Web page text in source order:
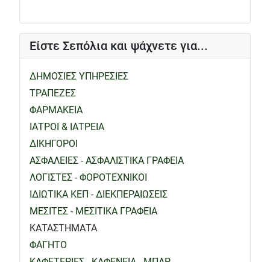
Είστε Σεπόλια και ψάχνετε για...
ΔΗΜΟΣΙΕΣ ΥΠΗΡΕΣΙΕΣ
ΤΡΑΠΕΖΕΣ
ΦΑΡΜΑΚΕΙΑ
ΙΑΤΡΟΙ & ΙΑΤΡΕΙΑ
ΔΙΚΗΓΟΡΟΙ
ΑΣΦΑΛΕΙΕΣ - ΑΣΦΑΛΙΣΤΙΚΑ ΓΡΑΦΕΙΑ
ΛΟΓΙΣΤΕΣ - ΦΟΡΟΤΕΧΝΙΚΟΙ
ΙΔΙΩΤΙΚΑ ΚΕΠ - ΔΙΕΚΠΕΡΑΙΩΣΕΙΣ
ΜΕΣΙΤΕΣ - ΜΕΣΙΤΙΚΑ ΓΡΑΦΕΙΑ
ΚΑΤΑΣΤΗΜΑΤΑ
ΦΑΓΗΤΟ